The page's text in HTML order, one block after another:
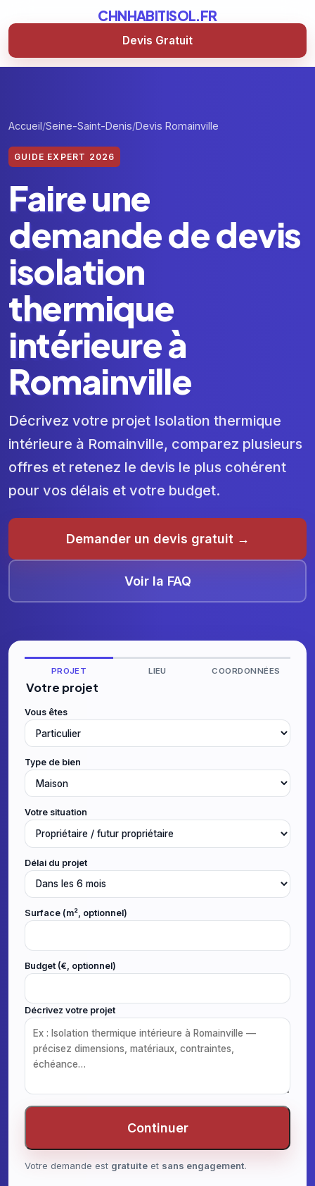
CHNHABITISOL.FR
Devis Gratuit
Accueil Seine-Saint-Denis Devis Romainville
GUIDE EXPERT 2026
Faire une
demande de devis
isolation
thermique
intérieure à
Romainville
Décrivez votre projet Isolation thermique
intérieure à Romainville, comparez plusieurs
offres et retenez le devis le plus cohérent
pour vos délais et votre budget.
Demander un devis gratuit →
Voir la FAQ
PROJET LIEU COORDONNÉES
Votre projet
Vous êtes
Type de bien
Votre situation
Délai du projet
Surface (m², optionnel)
Budget (€, optionnel)
Décrivez votre projet
Continuer
Votre demande est gratuite et sans engagement.